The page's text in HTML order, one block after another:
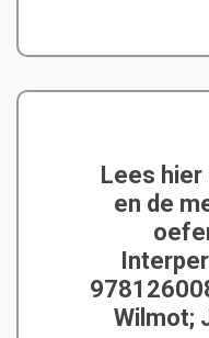
Lees
en de
Wilmot;